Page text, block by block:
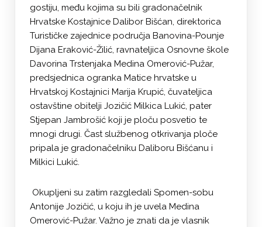
gostiju, među kojima su bili gradonačelnik
Hrvatske Kostajnice Dalibor Bišćan, direktorica
Turističke zajednice područja Banovina-Pounje
Dijana Eraković-Žilić, ravnateljica Osnovne škole
Davorina Trstenjaka Medina Omerović-Pužar,
predsjednica ogranka Matice hrvatske u
Hrvatskoj Kostajnici Marija Krupić, čuvateljica
ostavštine obitelji Jozičić Milkica Lukić, pater
Stjepan Jambrošić koji je ploču posvetio te
mnogi drugi. Čast službenog otkrivanja ploče
pripala je gradonačelniku Daliboru Bišćanu i
Milkici Lukić.
Okupljeni su zatim razgledali Spomen-sobu
Antonije Jozičić, u koju ih je uvela Medina
Omerović-Pužar. Važno je znati da je vlasnik